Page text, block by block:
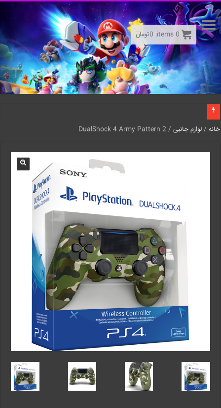
خانه /لوازم جانبی / DualShock 4 Army Pattern 2
0
items:
0تومان